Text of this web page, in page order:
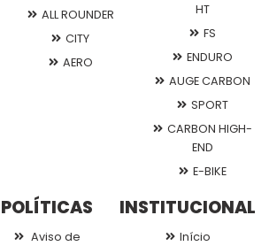
ALL ROUNDER
CITY
AERO
HT
FS
ENDURO
AUGE CARBON
SPORT
CARBON HIGH-
END
E-BIKE
POLÍTICAS
Aviso de
INSTITUCIONAL
Início